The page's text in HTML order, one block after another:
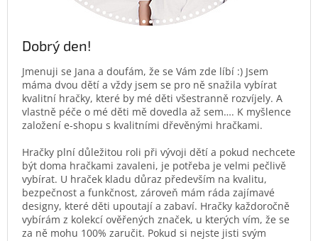
Dobrý den!
Jmenuji se Jana a doufám, že se Vám zde líbí :) Jsem
máma dvou dětí a vždy jsem se pro ně snažila vybírat
kvalitní hračky, které by mé děti všestranně rozvíjely. A
vlastně péče o mé děti mě dovedla až sem…. K myšlence
založení e-shopu s kvalitními dřevěnými hračkami.
Hračky plní důležitou roli při vývoji dětí a pokud nechcete
být doma hračkami zavaleni, je potřeba je velmi pečlivě
vybírat. U hraček kladu důraz především na kvalitu,
bezpečnost a funkčnost, zároveň mám ráda zajímavé
designy, které děti upoutají a zabaví. Hračky každoročně
vybírám z kolekcí ověřených značek, u kterých vím, že se
za ně mohu 100% zaručit. Pokud si nejste jisti svým